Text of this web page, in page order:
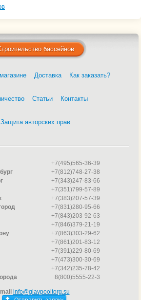
Unipump
Unipump
Unipump
Unipump
насосы отопления Unipump
Debem
DAB
DAB
DAB
DAB
насосы DAB
насосы DAB
насосы отопления Calpeda
Calpeda
насосы Calpeda
Calpeda
бассейнов
Доставка Как заказать?
Статьи Контакты
авторских прав
+7(495)565-36-39
+7(812)748-27-38
+7(343)247-83-66
+7(351)799-57-89
+7(383)207-57-39
+7(831)280-95-66
+7(843)203-92-63
+7(846)379-21-19
+7(863)303-29-62
+7(861)201-83-12
+7(391)229-80-69
+7(473)300-30-69
+7(342)235-78-42
8(800)5555-22-3
info@glavpooltorg.su